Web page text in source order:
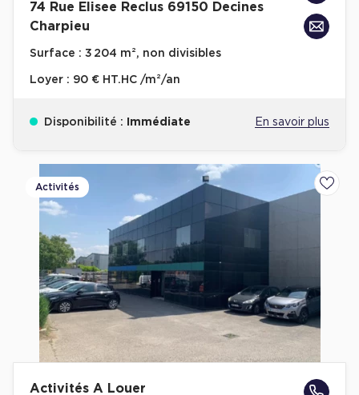
74 Rue Elisee Reclus 69150 Decines
Charpieu
Surface : 3 204 m², non divisibles
Loyer : 90 € HT.HC /m²/an
Disponibilité : Immédiate En savoir plus
Activités
Activités A Louer